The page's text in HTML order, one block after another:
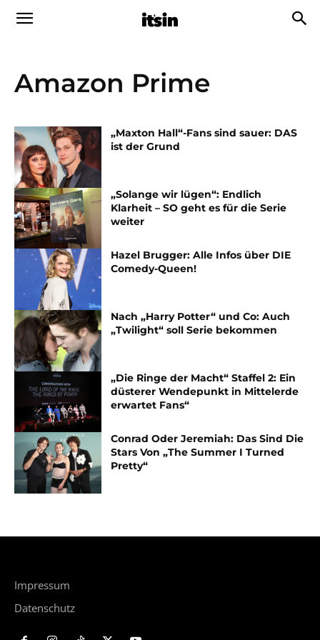
Amazon Prime
„Maxton Hall“-Fans sind sauer: DAS
ist der Grund
„Solange wir lügen“: Endlich
Klarheit – SO geht es für die Serie
weiter
Hazel Brugger: Alle Infos über DIE
Comedy-Queen!
Nach „Harry Potter“ und Co: Auch
„Twilight“ soll Serie bekommen
„Die Ringe der Macht“ Staffel 2: Ein
düsterer Wendepunkt in Mittelerde
erwartet Fans“
Conrad Oder Jeremiah: Das Sind Die
Stars Von „The Summer I Turned
Pretty“
Impressum
Datenschutz